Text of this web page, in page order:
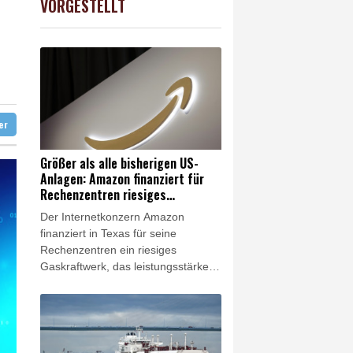
0.68%
VORGESTELLT
Größer als alle bisherigen US-
Anlagen: Amazon finanziert für
Rechenzentren riesiges
Gaskraftwerk
Der Internetkonzern Amazon
finanziert in Texas für seine
Rechenzentren ein riesiges
Gaskraftwerk, das leistungsstärker
USA werden soll. Das Unternehmen
bestätigte am Freitag
entsprechende Berichte. Es ist das
jüngste Beispiel dafür, wie die